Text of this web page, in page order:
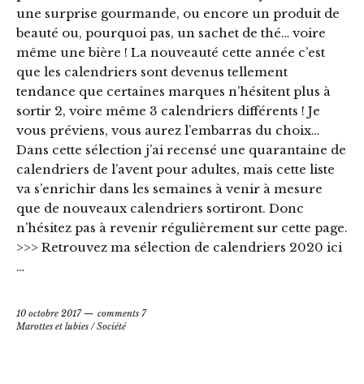
une surprise gourmande, ou encore un produit de
beauté ou, pourquoi pas, un sachet de thé… voire
même une bière ! La nouveauté cette année c’est
que les calendriers sont devenus tellement
tendance que certaines marques n’hésitent plus à
sortir 2, voire même 3 calendriers différents ! Je
vous préviens, vous aurez l’embarras du choix…
Dans cette sélection j’ai recensé une quarantaine de
calendriers de l’avent pour adultes, mais cette liste
va s’enrichir dans les semaines à venir à mesure
que de nouveaux calendriers sortiront. Donc
n’hésitez pas à revenir régulièrement sur cette page.
>>> Retrouvez ma sélection de calendriers 2020 ici
…
10 octobre 2017
comments 7
Marottes et lubies /Société